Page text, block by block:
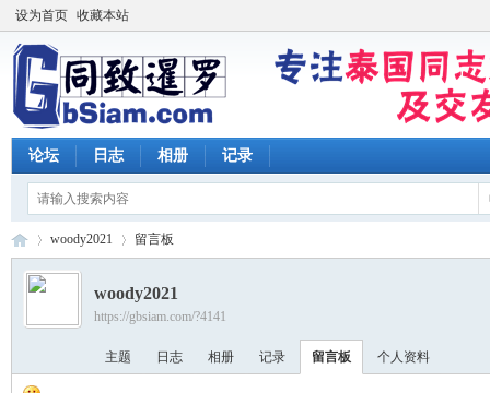
设为首页 收藏本站
论坛 日志 相册 记录
›
woody2021 留言板
woody2021
https://gbsiam.com/?4141
主题 日志 相册 记录 留言板 个人资料